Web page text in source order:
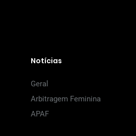
Notícias
Geral
Arbitragem Feminina
APAF